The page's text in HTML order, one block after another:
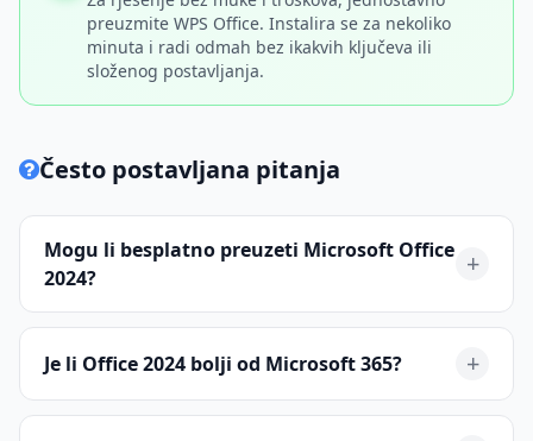
preuzmite WPS Office. Instalira se za nekoliko
minuta i radi odmah bez ikakvih ključeva ili
složenog postavljanja.
Često postavljana pitanja
Mogu li besplatno preuzeti Microsoft Office
2024?
+
Ne, Microsoft Office 2024 LTSC komercijalni je proizvod
službena besplatna verzija. Najbolji način da dobijete
besplatan uredski paket u 2024. godini je preuzimanje
Je li Office 2024 bolji od Microsoft 365? +
„Bolje” ovisi o vašim potrebama. Za korisnike koji žele